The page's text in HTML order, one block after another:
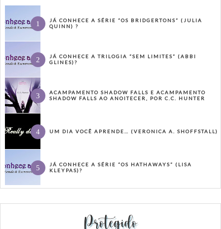
JÁ CONHECE A SÉRIE “OS BRIDGERTONS” (JULIA
QUINN) ?
JÁ CONHECE A TRILOGIA “SEM LIMITES” (ABBI
GLINES)?
ACAMPAMENTO SHADOW FALLS E ACAMPAMENTO
SHADOW FALLS AO ANOITECER, POR C.C. HUNTER
UM DIA VOCÊ APRENDE… (VERONICA A. SHOFFSTALL)
JÁ CONHECE A SÉRIE “OS HATHAWAYS” (LISA
KLEYPAS)?
Protegido